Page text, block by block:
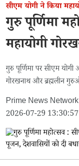
सीएम योगी ने किया
गुरु पूर्णिमा
महायोगी
देशवासियों को
गुरु पूर्णिमा पर सीएम
गोरखनाथ और ब्रह्मलीन
कामना के साथ प्रदेशवासियों
Prime News Network
2026-07-29 13:30:57